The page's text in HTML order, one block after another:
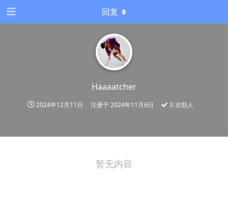
Haaaatcher
2024年12月11日 注册于2024年11月6日 0次助人
回复
暂无内容